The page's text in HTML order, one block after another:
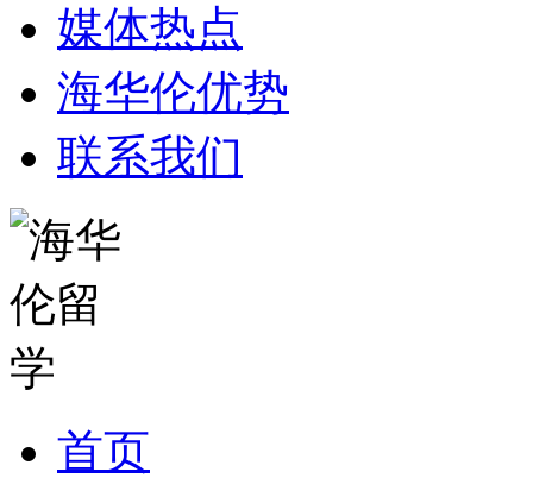
媒体热点
海华伦优势
联系我们
首页